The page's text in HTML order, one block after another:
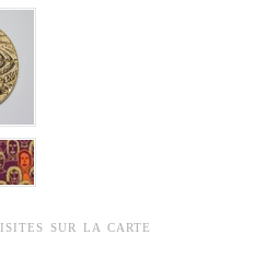
SUR LA CARTE